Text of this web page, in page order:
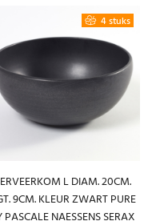
4 stuks
L DIAM. 20CM.
9CM. KLEUR ZWART PURE